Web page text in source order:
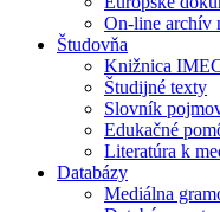
On-line archív
Študovňa
Knižnica
Študijné texty
Slovník
Edukačné
Literatúra k
Databázy
Mediálna